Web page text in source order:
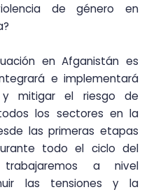
de género en
en Afganistán es
e implementará
y mitigar el riesgo de
los sectores en la
las primeras etapas
todo el ciclo del
a nivel
las tensiones y la